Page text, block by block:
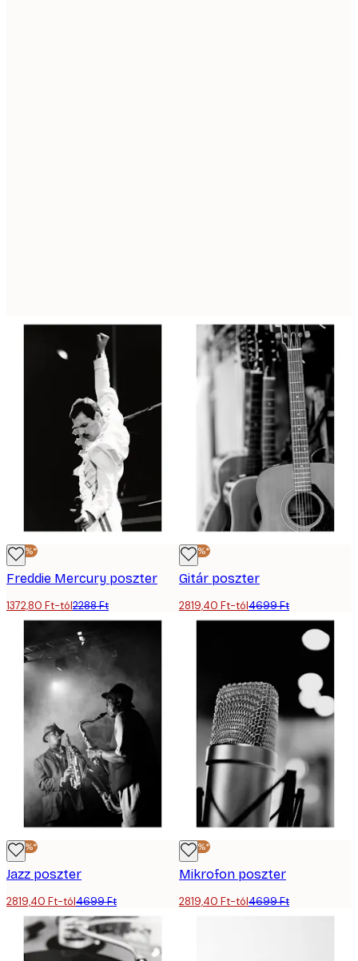
-40%*
Freddie Mercury poszter
1372,80 Ft-tól2288 Ft
-40%*
Gitár poszter
2819,40 Ft-tól4699 Ft
-40%*
Jazz poszter
2819,40 Ft-tól4699 Ft
-40%*
Mikrofon poszter
2819,40 Ft-tól4699 Ft